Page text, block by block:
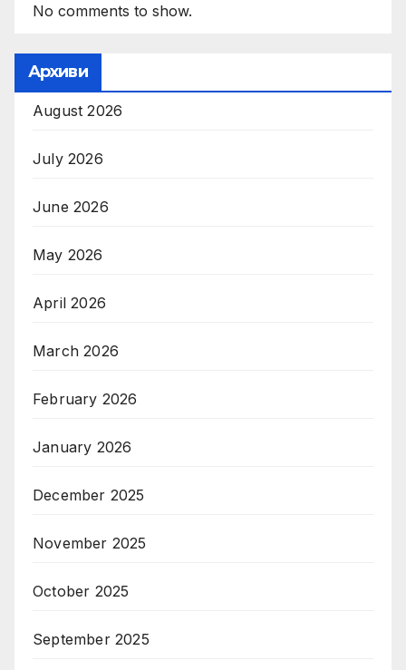
No comments to show.
Архиви
August 2026
July 2026
June 2026
May 2026
April 2026
March 2026
February 2026
January 2026
December 2025
November 2025
October 2025
September 2025